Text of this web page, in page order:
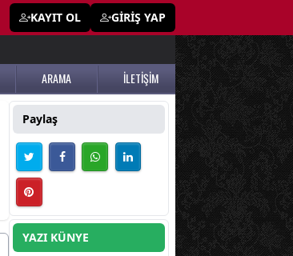
KAYIT OL GİRİŞ YAP
ARAMA İLETİŞİM
Paylaş
YAZI KÜNYE